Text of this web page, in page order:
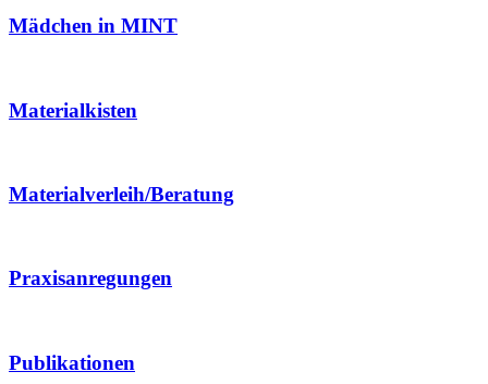
Mädchen in MINT
Materialkisten
Materialverleih/Beratung
Praxisanregungen
Publikationen